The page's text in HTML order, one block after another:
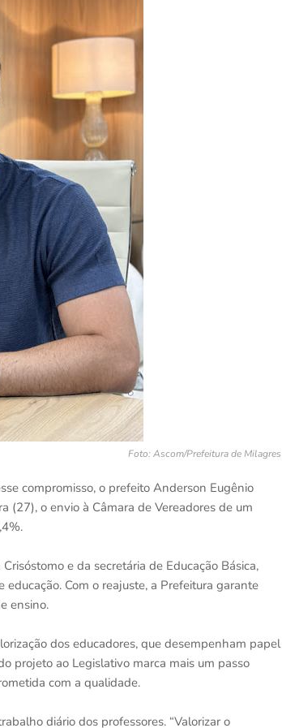
Foto: Ascom/Prefeitura de Milagres
compromisso, o prefeito Anderson Eugênio
(27), o envio à Câmara de Vereadores de um
e da secretária de Educação Básica,
Com o reajuste, a Prefeitura garante
ensino.
dos educadores, que desempenham papel
projeto ao Legislativo marca mais um passo
com a qualidade.
diário dos professores. “Valorizar o